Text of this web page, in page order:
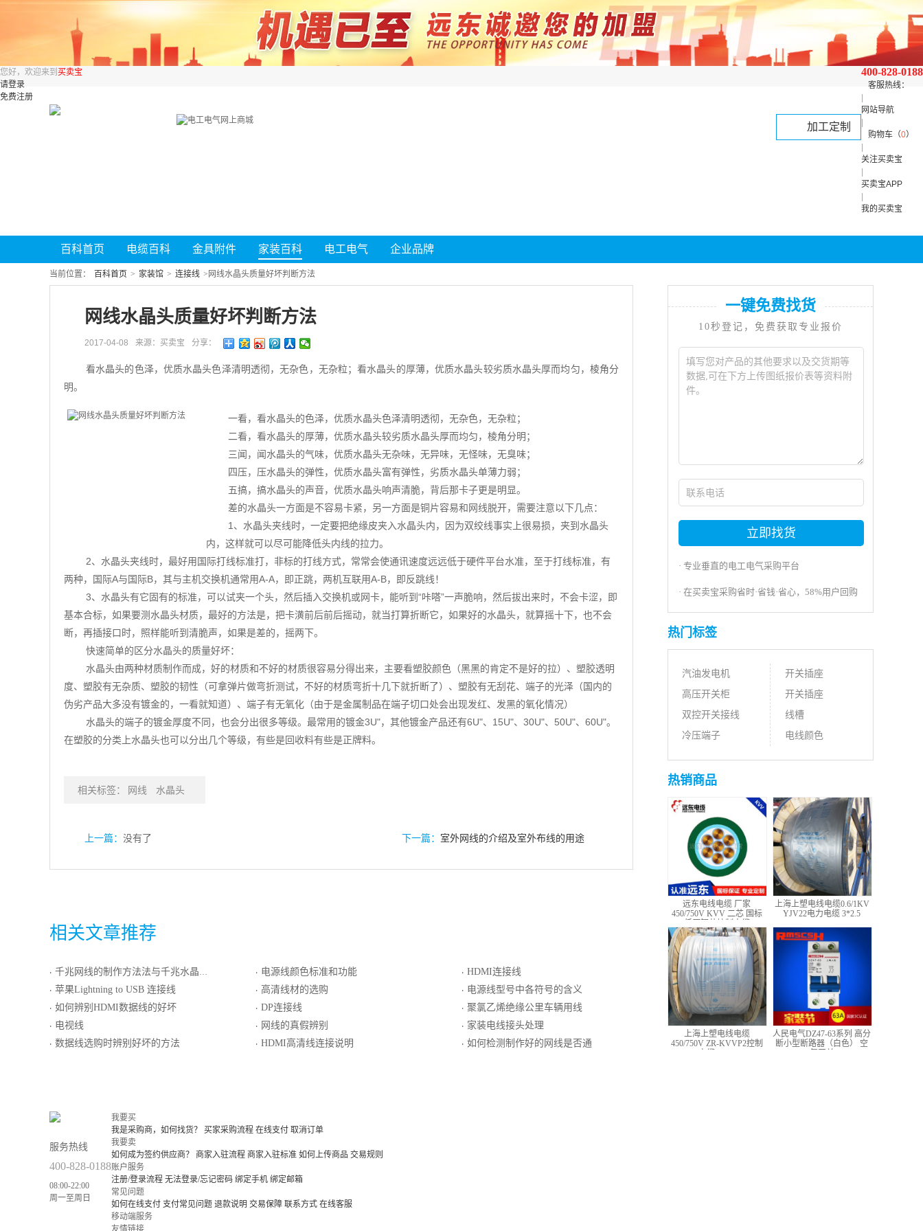
400-828-0188
客服热线：
网站导航
购物车（0）
关注买卖宝
买卖宝APP
我的买卖宝
您好，欢迎来到 买卖宝
请登录
免费注册
加工定制
百科首页 电缆百科 金具附件 家装百科 电工电气 企业品牌
当前位置： 百科首页 > 家装馆 > 连接线 > 网线水晶头质量好坏判断方法
网线水晶头质量好坏判断方法
2017-04-08 来源：买卖宝 分享：
看水晶头的色泽，优质水晶头色泽清明透彻，无杂色，无杂粒；看水晶头的厚薄，优质水晶头较劣质水晶头厚而均匀，棱角分
明。
一看，看水晶头的色泽，优质水晶头色泽清明透彻，无杂色，无杂粒；
二看，看水晶头的厚薄，优质水晶头较劣质水晶头厚而均匀，棱角分明；
三闻，闻水晶头的气味，优质水晶头无杂味，无异味，无怪味，无臭味；
四压，压水晶头的弹性，优质水晶头富有弹性，劣质水晶头单薄力弱；
五搞，搞水晶头的声音，优质水晶头响声清脆，背后那卡子更是明显。
差的水晶头一方面是不容易卡紧，另一方面是铜片容易和网线脱开，需要注意以下几点：
1、水晶头夹线时，一定要把绝缘皮夹入水晶头内，因为双绞线事实上很易损，夹到水晶头
内，这样就可以尽可能降低头内线的拉力。
2、水晶头夹线时，最好用国际打线标准打，非标的打线方式，常常会使通讯速度远远低于硬件平台水准，至于打线标准，有
两种，国际A与国际B，其与主机交换机通常用A-A，即正跳，两机互联用A-B，即反跳线！
3、水晶头有它固有的标准，可以试夹一个头，然后插入交换机或网卡，能听到“咔嗒”一声脆响，然后拔出来时，不会卡涩，即
基本合标，如果要测水晶头材质，最好的方法是，把卡潢前后前后摇动，就当打算折断它，如果好的水晶头，就算摇十下，也不会
断，再插接口时，照样能听到清脆声，如果是差的，摇两下。
快速简单的区分水晶头的质量好坏：
水晶头由两种材质制作而成，好的材质和不好的材质很容易分得出来，主要看塑胶颜色（黑黑的肯定不是好的拉）、塑胶透明
度、塑胶有无杂质、塑胶的韧性（可拿弹片做弯折测试，不好的材质弯折十几下就折断了）、塑胶有无刮花、端子的光泽（国内的
伪劣产品大多没有镀金的，一看就知道）、端子有无氧化（由于是金属制品在端子切口处会出现发红、发黑的氧化情况）
水晶头的端子的镀金厚度不同，也会分出很多等级。最常用的镀金3U"，其他镀金产品还有6U"、15U"、30U"、50U"、60U"。
在塑胶的分类上水晶头也可以分出几个等级，有些是回收料有些是正牌料。
相关标签： 网线 水晶头
上一篇： 没有了 下一篇： 室外网线的介绍及室外布线的用途
相关文章推荐
· 千兆网线的制作方法法与千兆水晶头的制作方法
· 苹果Lightning to USB 连接线
· 如何辨别HDMI数据线的好坏
· 电视线
· 数据线选购时辨别好坏的方法
· 电源线颜色标准和功能
· 高清线材的选购
· DP连接线
· 网线的真假辨别
· HDMI高清线连接说明
· HDMI连接线
· 电源线型号中各符号的含义
· 聚氯乙烯绝缘公里车辆用线
· 家装电线接头处理
· 如何检测制作好的网线是否通
一键免费找货
10秒登记，免费获取专业报价
立即找货
· 专业垂直的电工电气采购平台
· 在买卖宝采购省时·省钱·省心，58%用户回购
热门标签
汽油发电机
高压开关柜
双控开关接线
冷压端子
开关插座
开关插座
线槽
电线颜色
热销商品
远东电线电缆 厂家
450/750V KVV 二芯 国标
上海上塑电线电缆0.6/1KV
YJV22电力电缆 3*2.5
上海上塑电线电缆
450/750V ZR-KVVP2控制
人民电气DZ47-63系列 高分
断小型断路器（白色） 空
服务热线
400-828-0188
08:00-22:00
周一至周日
我要买
我是采购商，如何找货？
买家采购流程 在线支付 取消订单
我要卖
如何成为签约供应商？
商家入驻流程 商家入驻标准 如何上传商品 交易规则
账户服务
注册/登录流程 无法登录/忘记密码 绑定手机 绑定邮箱
常见问题
如何在线支付 支付常见问题 退款说明 交易保障 联系方式 在线客服
移动端服务
友情链接